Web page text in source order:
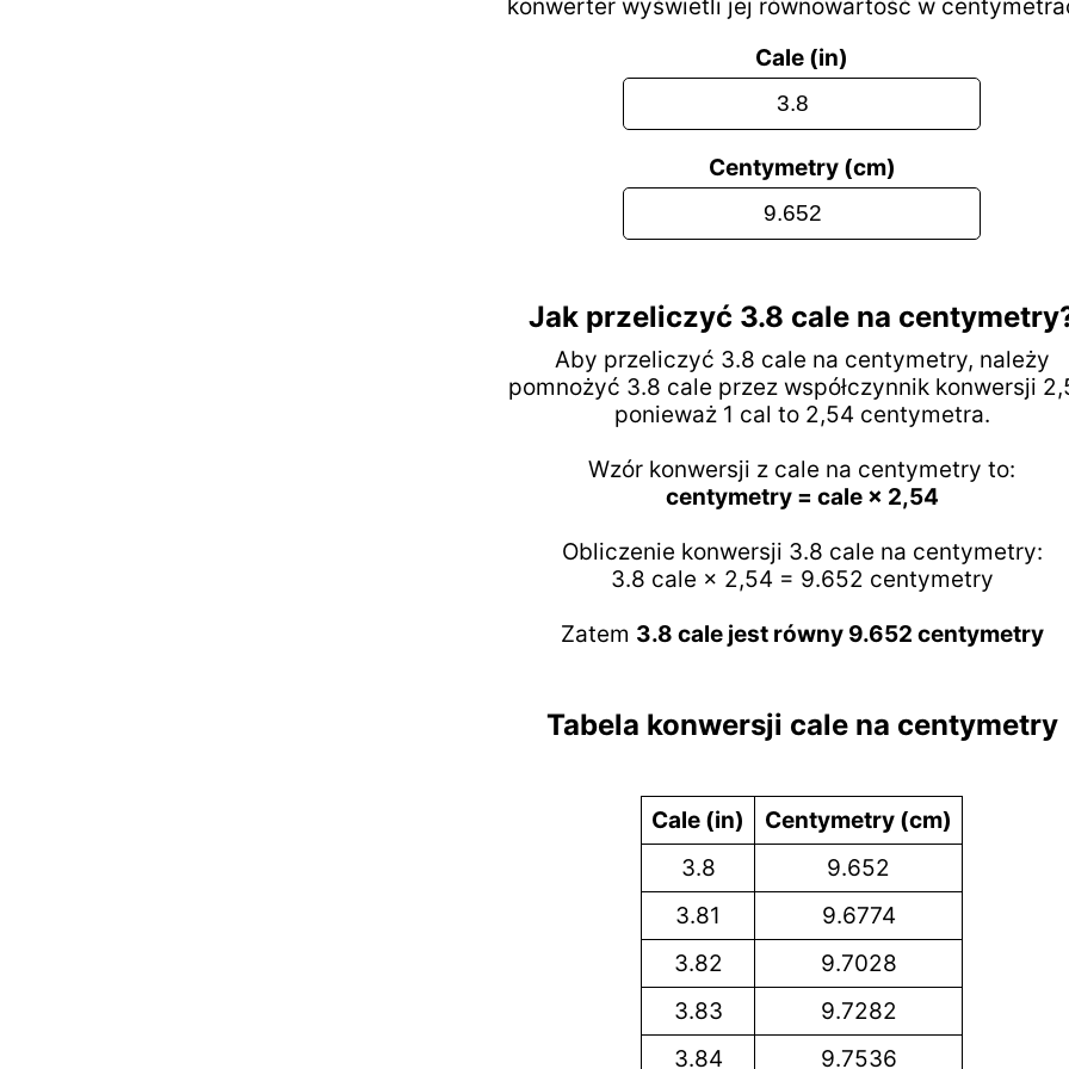
konwerter wyświetli jej równowartość w
Cale (in)
Centymetry (cm)
Jak przeliczyć 3.8 cale na
Aby przeliczyć 3.8 cale na centymetry, należy
pomnożyć 3.8 cale przez współczynnik konwersji
ponieważ 1 cal to 2,54 centymetra.
Wzór konwersji z cale na centymetry to:
centymetry = cale × 2,54
Obliczenie konwersji 3.8 cale na centymetry:
3.8 cale × 2,54 = 9.652 centymetry
Zatem 3.8 cale jest równy 9.652 centymetry
Tabela konwersji cale na centymetry
Cale (in)
Centymetry (cm)
3.8
9.652
3.81
9.6774
3.82
9.7028
3.83
9.7282
3.84
9.7536